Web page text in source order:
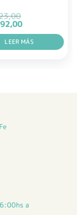
El
precio
actual
es:
$ 15.692,00.
LEER MÁS
a